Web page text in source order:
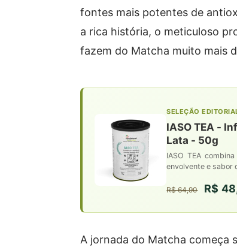
fontes mais potentes de
a rica história, o meticuloso
fazem do Matcha muito mais
SELEÇÃO
IASO TEA -
Lata - 50g
IASO TEA
envolvente e sabor
R$ 64,90 R$
A jornada do Matcha começa